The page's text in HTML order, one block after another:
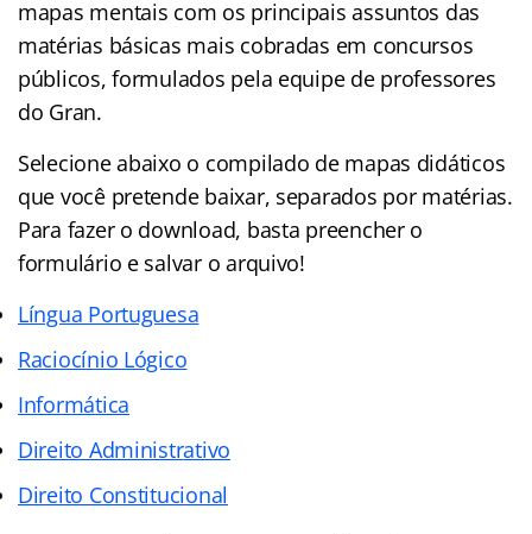
mapas mentais com os principais assuntos das
matérias básicas mais cobradas em concursos
públicos, formulados pela equipe de professores
do Gran.
Selecione abaixo o compilado de mapas didáticos
que você pretende baixar, separados por matérias.
Para fazer o download, basta preencher o
formulário e salvar o arquivo!
Língua Portuguesa
Raciocínio Lógico
Informática
Direito Administrativo
Direito Constitucional